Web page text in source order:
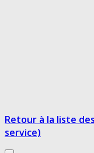
Retour à la liste
service)